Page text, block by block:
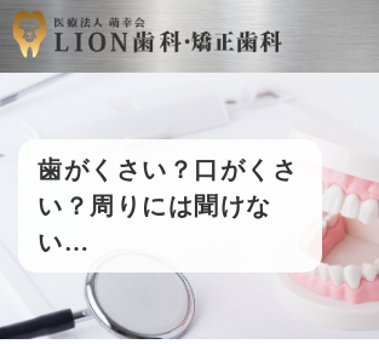
歯がくさい？口がくさ
い？周りには聞けな
い…